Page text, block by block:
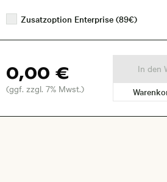
Zusatzoption Enterprise (89€)
0,00 €
(ggf. zzgl. 7% Mwst.)
In den